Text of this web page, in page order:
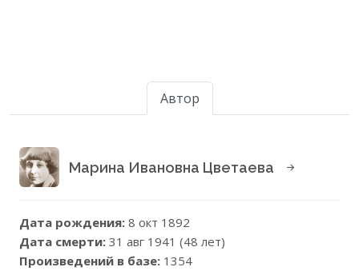
Автор
Марина Ивановна Цветаева
Дата рождения: 8 окт 1892
Дата смерти: 31 авг 1941 (48 лет)
Произведений в базе: 1354